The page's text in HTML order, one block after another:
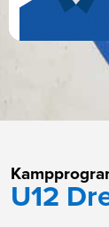
U12